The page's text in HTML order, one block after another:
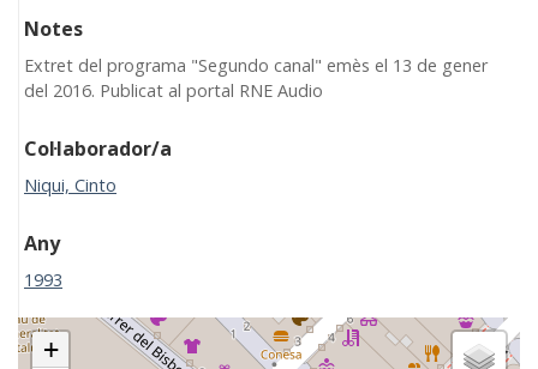
Notes
Extret del programa "Segundo canal" emès el 13 de gener
del 2016. Publicat al portal RNE Audio
Col·laborador/a
Niqui, Cinto
Any
1993
+